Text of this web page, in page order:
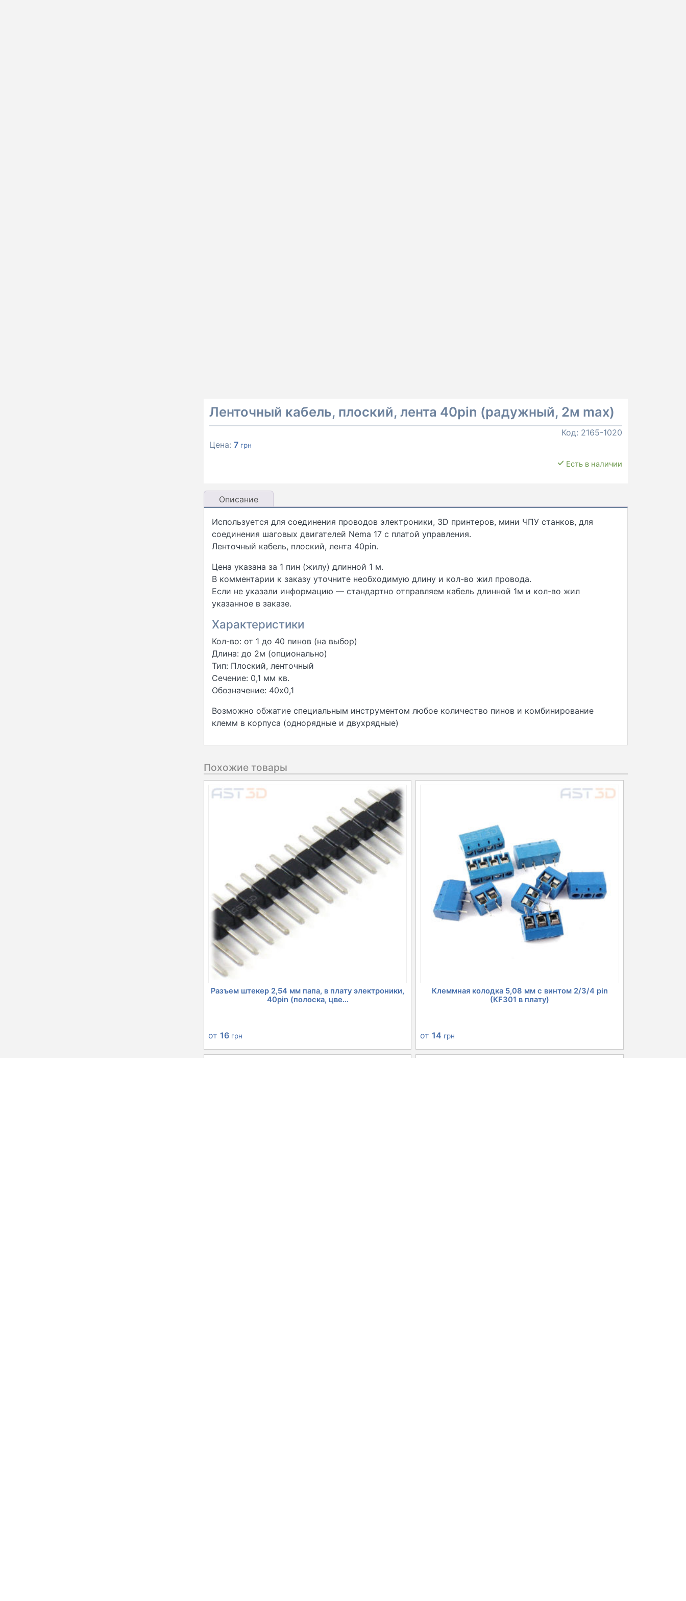
Ленточный кабель, плоский, лента 40pin (радужный, 2м max)
Код: 2165-1020
Цена:7 грн
Есть в наличии
Описание
Используется для соединения проводов электроники, 3D принтеров, мини ЧПУ станков, для
соединения шаговых двигателей Nema 17 с платой управления.
Ленточный кабель, плоский, лента 40pin.
Цена указана за 1 пин (жилу) длинной 1 м.
В комментарии к заказу уточните необходимую длину и кол-во жил провода.
Если не указали информацию — стандартно отправляем кабель длинной 1м и кол-во жил
указанное в заказе.
Характеристики
Кол-во: от 1 до 40 пинов (на выбор)
Длина: до 2м (опционально)
Тип: Плоский, ленточный
Сечение: 0,1 мм кв.
Обозначение: 40х0,1
Возможно обжатие специальным инструментом любое количество пинов и комбинирование
клемм в корпуса (однорядные и двухрядные)
Похожие товары
Разъем штекер 2,54 мм папа, в плату электроники,
40pin (полоска, цве...
от 16 грн
Клеммная колодка 5,08 мм с винтом 2/3/4 pin
(KF301 в плату)
от14 грн